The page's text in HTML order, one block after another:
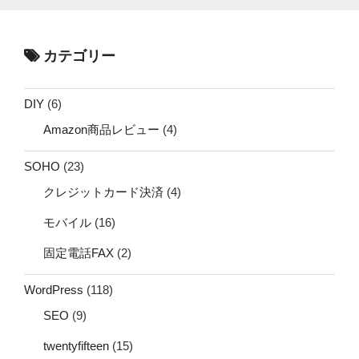
カテゴリー
DIY (6)
Amazon商品レビュー (4)
SOHO (23)
クレジットカード決済 (4)
モバイル (16)
固定電話FAX (2)
WordPress (118)
SEO (9)
twentyfifteen (15)